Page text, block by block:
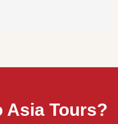
Asia Tours?